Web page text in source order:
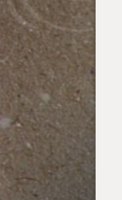
2.752.75
4
Punkte: 4Punkte: 4
Millau Punkte: 4